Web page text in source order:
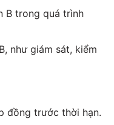
B trong quá trình
như giám sát, kiểm
đồng trước thời hạn.